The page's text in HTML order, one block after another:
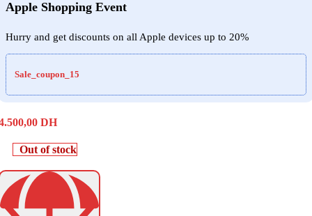
Apple Shopping Event
Hurry and get discounts on all Apple devices up to 20%
Sale_coupon_15
DH
Out of stock